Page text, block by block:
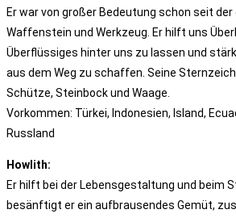
Er war von großer Bedeutung schon seit
Waffenstein und Werkzeug. Er hilft uns
Überflüssiges hinter uns zu lassen und
aus dem Weg zu schaffen. Seine
Schütze, Steinbock und Waage.
Vorkommen: Türkei, Indonesien, Island,
Russland
Howlith:
Er hilft bei der Lebensgestaltung und beim
besänftigt er ein aufbrausendes Gemüt,